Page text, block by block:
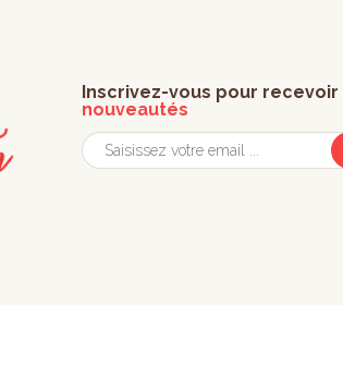
Inscrivez-vous pour recevoir
nouveautés